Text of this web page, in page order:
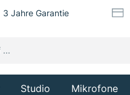
3 Jahre Garantie
Studio Mikrofone